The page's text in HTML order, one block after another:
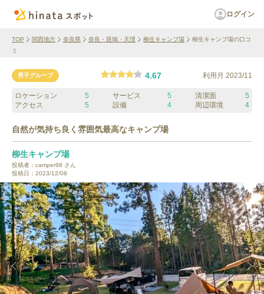
ログイン
TOP 関西地方 奈良県 奈良・斑鳩・天理 柳生キャンプ場
柳生キャンプ場の口コ
ミ
男子グループ 4.67 利用月 2023/11
ロケーション 5 サービス 5 清潔面
5
アクセス
5 設備 4 周辺環境 4
自然が気持ち良く雰囲気最高なキャンプ場
柳生キャンプ場
投稿者： camper98 さん
投稿日： 2023/12/08